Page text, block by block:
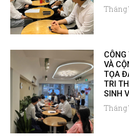
Tháng
VÀ
TỌA
TRI
SINH
Tháng